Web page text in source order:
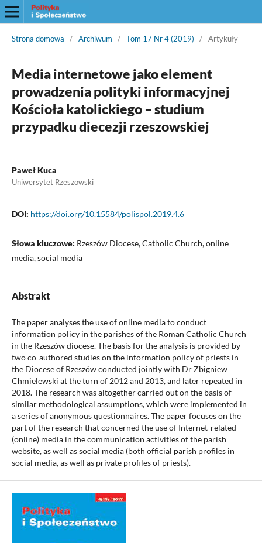
Strona domowa / Archiwum / Tom 17 Nr 4 (2019) / Artykuły
Media internetowe jako element
prowadzenia polityki informacyjnej
Kościoła katolickiego – studium
przypadku diecezji rzeszowskiej
Paweł Kuca
Uniwersytet Rzeszowski
DOI: https://doi.org/10.15584/polispol.2019.4.6
Słowa kluczowe: Rzeszów Diocese, Catholic Church, online
media, social media
Abstrakt
The paper analyses the use of online media to conduct
information policy in the parishes of the Roman Catholic Church
in the Rzeszów diocese. The basis for the analysis is provided by
two co-authored studies on the information policy of priests in
the Diocese of Rzeszów conducted jointly with Dr Zbigniew
Chmielewski at the turn of 2012 and 2013, and later repeated in
2018. The research was altogether carried out on the basis of
similar methodological assumptions, which were implemented in
a series of anonymous questionnaires. The paper focuses on the
part of the research that concerned the use of Internet-related
(online) media in the communication activities of the parish
website, as well as social media (both official parish profiles in
social media, as well as private profiles of priests).